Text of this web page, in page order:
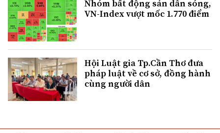
Nhóm bất động sản dẫn sóng,
VN-Index vượt mốc 1.770 điểm
Hội Luật gia Tp.Cần Thơ đưa
pháp luật về cơ sở, đồng hành
cùng người dân